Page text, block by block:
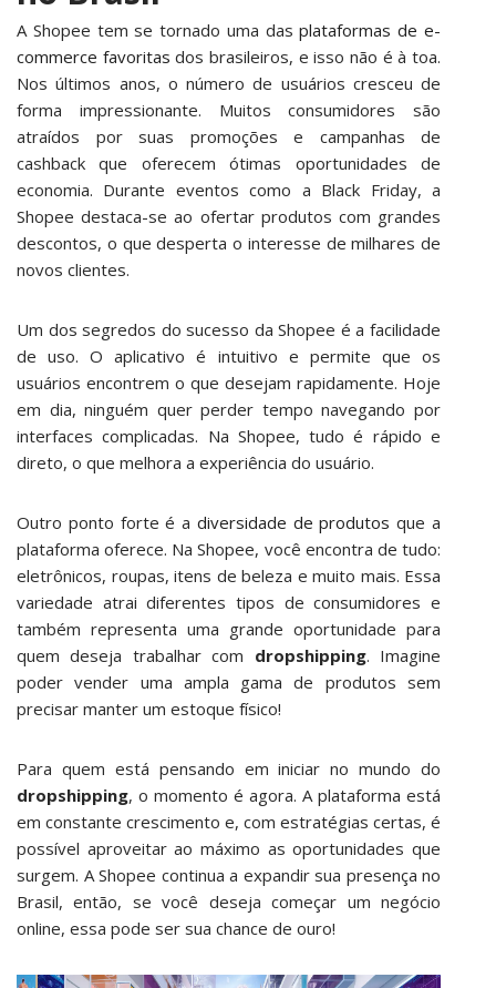
A Shopee tem se tornado uma dasplataformas de e-
commerce favoritas dos brasileiros, e isso não é à toa.
Nos últimos anos, o número de usuários cresceu de
forma impressionante. Muitos consumidores são
atraídos por suas promoções e campanhas de
cashback que oferecem ótimas oportunidades de
economia. Durante eventos como a Black Friday, a
Shopee destaca-se ao ofertar produtos com grandes
descontos, o que desperta o interesse de milhares de
novos clientes.
Um dos segredos do sucesso da Shopee é a facilidade
de uso. O aplicativo é intuitivo e permite que os
usuários encontrem o que desejam rapidamente. Hoje
em dia, ninguém quer perder tempo navegando por
interfaces complicadas. Na Shopee, tudo é rápido e
direto, o que melhora a experiência do usuário.
Outro ponto forte é a diversidade de produtos que a
plataforma oferece. Na Shopee, você encontra de tudo:
eletrônicos, roupas, itens de beleza e muito mais. Essa
variedade atrai diferentes tipos de consumidores e
também representa uma grande oportunidade para
quem deseja trabalhar com dropshipping. Imagine
poder vender uma ampla gama de produtos sem
precisar manter um estoque físico!
Para quem está pensando em iniciar no mundo do
dropshipping, o momento é agora. A plataforma está
em constante crescimento e, com estratégias certas, é
possível aproveitar ao máximo as oportunidades que
surgem. A Shopee continua a expandir sua presença no
Brasil, então, se você deseja começar um negócio
online, essa pode ser sua chance de ouro!